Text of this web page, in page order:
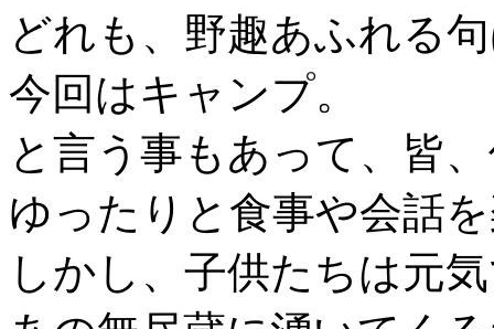
どれも、野趣あふれる
今回はキャンプ。
と言う事もあって、皆
ゆったりと食事や会話
しかし、子供たちは元